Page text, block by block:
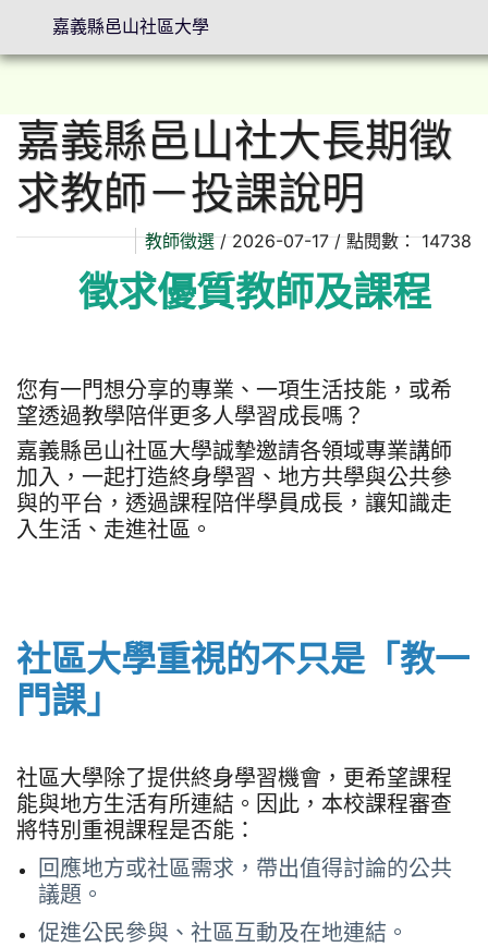
⏸
嘉義縣邑山社大長期徵
求教師－投課說明
教師徵選/ 2026-07-17 / 點閱數： 14738
徵求優質教師及課程
您有一門想分享的專業、一項生活技能，或希
望透過教學陪伴更多人學習成長嗎？
嘉義縣邑山社區大學誠摯邀請各領域專業講師
加入，一起打造終身學習、地方共學與公共參
與的平台，透過課程陪伴學員成長，讓知識走
入生活、走進社區。
社區大學重視的不只是「教一
門課」
社區大學除了提供終身學習機會，更希望課程
能與地方生活有所連結。因此，本校課程審查
將特別重視課程是否能：
回應地方或社區需求，帶出值得討論的公共
議題。
促進公民參與、社區互動及在地連結。
嘉義縣邑山社區大學